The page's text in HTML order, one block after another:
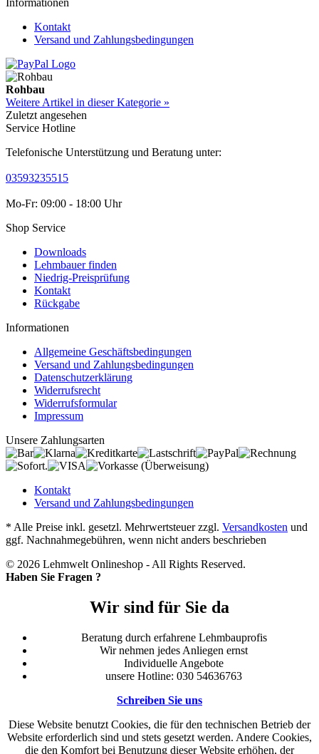
Informationen
Kontakt
Versand und Zahlungsbedingungen
Rohbau
Weitere Artikel in dieser Kategorie »
Zuletzt angesehen
Service Hotline
Telefonische Unterstützung und Beratung unter:
03593235515
Mo-Fr: 09:00 - 18:00 Uhr
Shop Service
Downloads
Lehmbauer finden
Niedrig-Preisprüfung
Kontakt
Rückgabe
Informationen
Allgemeine Geschäftsbedingungen
Versand und Zahlungsbedingungen
Datenschutzerklärung
Widerrufsrecht
Widerrufsformular
Impressum
Unsere Zahlungsarten
Kontakt
Versand und Zahlungsbedingungen
* Alle Preise inkl. gesetzl. Mehrwertsteuer zzgl. Versandkosten und
ggf. Nachnahmegebühren, wenn nicht anders beschrieben
© 2026 Lehmwelt Onlineshop - All Rights Reserved.
Haben Sie Fragen ?
Wir sind für Sie da
Beratung durch erfahrene Lehmbauprofis
Wir nehmen jedes Anliegen ernst
Individuelle Angebote
unsere Hotline: 030 54636763
Schreiben Sie uns
Diese Website benutzt Cookies, die für den technischen Betrieb der
Website erforderlich sind und stets gesetzt werden. Andere Cookies,
die den Komfort bei Benutzung dieser Website erhöhen, der